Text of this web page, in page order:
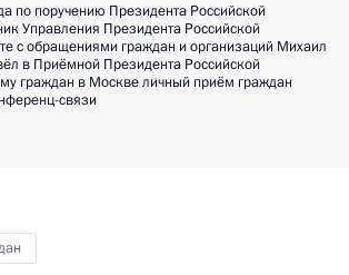
по поручению Президента Российской
Управления Президента Российской
с обращениями граждан и организаций Михаил
в Приёмной Президента Российской
граждан в Москве личный приём граждан
связи